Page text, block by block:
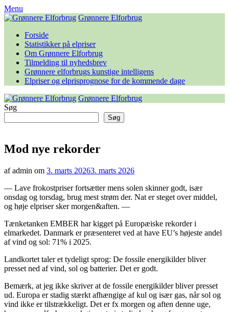
Skip
to
Menu
Grønnere Elforbrug
Forside
Statistikker på elpriser
Om Grønnere Elforbrug
Tilmelding til nyhedsbrev
Grønnere elforbrugs kunstige intelligens
Elpriser og elprisprognose for de kommende dage
Grønnere Elforbrug
Søg
Søg
Mod nye rekorder
af admin om 3. marts 20263. marts 2026
— Lave frokostpriser fortsætter mens solen skinner godt, især
onsdag og torsdag, brug mest strøm der. Nat er steget over middel,
og høje elpriser sker morgen&aften. —
Tænketanken EMBER har kigget på Europæiske rekorder i
elmarkedet. Danmark er præsenteret ved at have EU’s højeste andel
af vind og sol: 71% i 2025.
Landkortet taler et tydeligt sprog: De fossile energikilder bliver
presset ned af vind, sol og batterier. Det er godt.
Bemærk, at jeg ikke skriver at de fossile energikilder bliver presset
ud. Europa er stadig stærkt afhængige af kul og især gas, når sol og
vind ikke er tilstrækkeligt. Det er fx morgen og aften denne uge,